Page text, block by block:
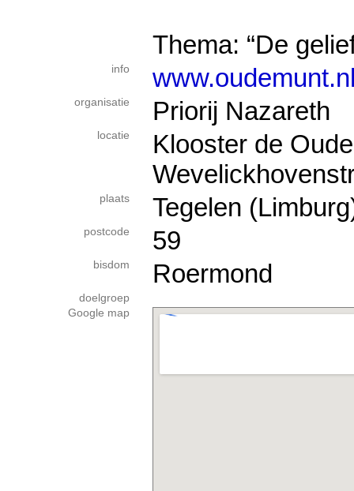
Thema: “De
info
organisatie Priorij Nazareth
locatie
Klooster de
plaats Tegelen
postcode 59
bisdom Roermond
doelgroep
Google map